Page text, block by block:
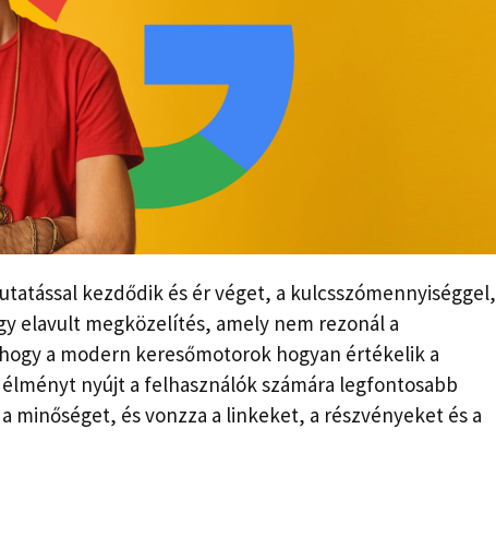
kezdődik és ér véget, a kulcsszómennyiséggel,
elavult megközelítés, amely nem rezonál a
a modern keresőmotorok hogyan értékelik a
nyújt a felhasználók számára legfontosabb
és vonzza a linkeket, a részvényeket és a